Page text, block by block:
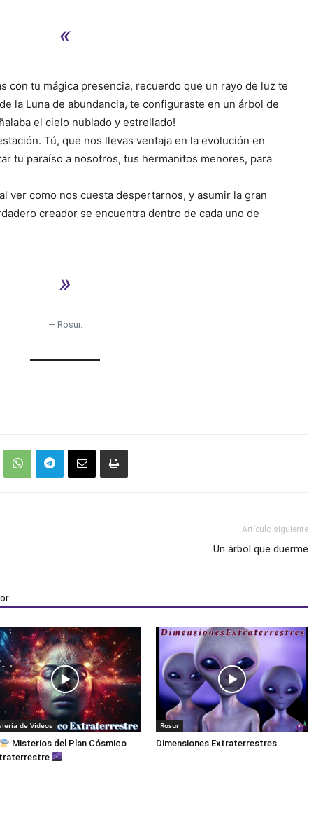
«
con tu mágica presencia, recuerdo que un rayo de luz te
la Luna de abundancia, te configuraste en un árbol de
el cielo nublado y estrellado!
Tú, que nos llevas ventaja en la evolución en
tu paraíso a nosotros, tus hermanitos menores, para
ver como nos cuesta despertarnos, y asumir la gran
creador se encuentra dentro de cada uno de
»
— Rosur.
Artículo siguiente
Un árbol que duerme
de Videos
Misterios del Plan Cósmico
Rosur
Dimensiones Extraterrestres